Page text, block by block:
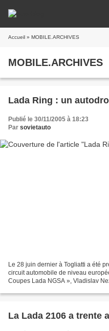
Accueil » MOBILE.ARCHIVES
MOBILE.ARCHIVES
Lada Ring : un
Publié le 30/11/2005 à 18:23
Par sovietauto
Le 28 juin dernier à Togliatti a été
circuit automobile de niveau
Coupes Lada NGSA », Vladislav
La Lada 2106 a trente